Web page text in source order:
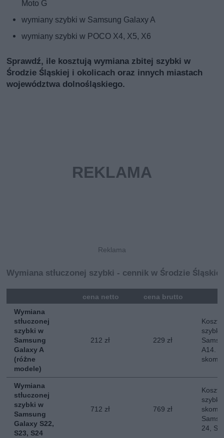
Moto G
wymiany szybki w Samsung Galaxy A
wymiany szybki w POCO X4, X5, X6
Sprawdź, ile kosztują wymiana zbitej szybki w
Środzie Śląskiej i okolicach oraz innych miastach
województwa dolnośląskiego.
Wymiana stłuczonej szybki - cennik w Środzie Śląskiej
cena netto cena brutto
Wymiana
stłuczonej
szybki w
Samsung
Galaxy A
(różne
modele)
212 zł 229 zł
Koszt
szybki
A14.
Wymiana
stłuczonej
szybki w
Samsung
Galaxy S22,
S23, S24
712 zł 769 zł
Koszt
24,